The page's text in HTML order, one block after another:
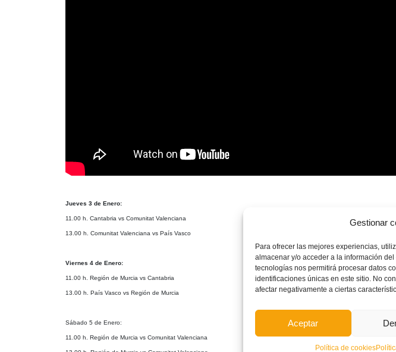
Gestionar
Para ofrecer las mejores experiencias,
almacenar y/o acceder a la información
tecnologías nos permitirá procesar datos
identificaciones únicas en este sitio. No
afectar negativamente a ciertas
Aceptar
Política de cookies
Jueves 3 de Enero:
11.00 h. Cantabria vs Comunitat Valenciana
13.00 h. Comunitat Valenciana vs País Vasco
Viernes 4 de Enero:
11.00 h. Región de Murcia vs Cantabria
13.00 h. País Vasco vs Región de Murcia
Sábado 5 de Enero:
11.00 h. Región de Murcia vs Comunitat Valenciana